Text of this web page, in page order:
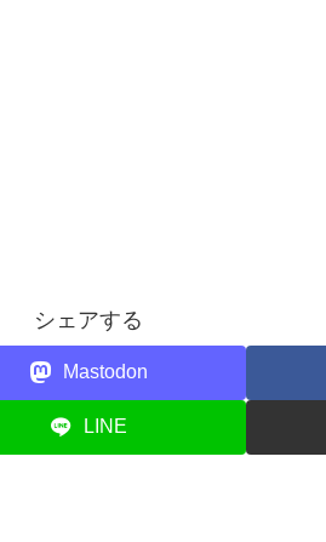
シェアする
Mastodon
LINE